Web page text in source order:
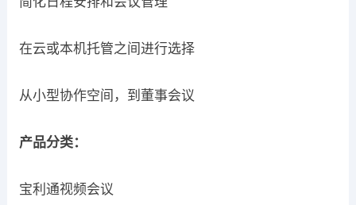
在云或本机托管之间进行选择
从小型协作空间，到董事会议​
产品分类：
宝利通视频会议